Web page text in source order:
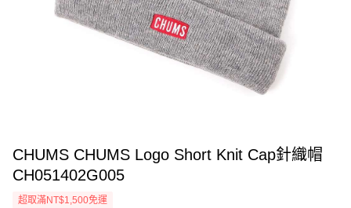
CHUMS CHUMS Logo Short Knit Cap針織帽
CH051402G005
超取滿NT$1,500免運